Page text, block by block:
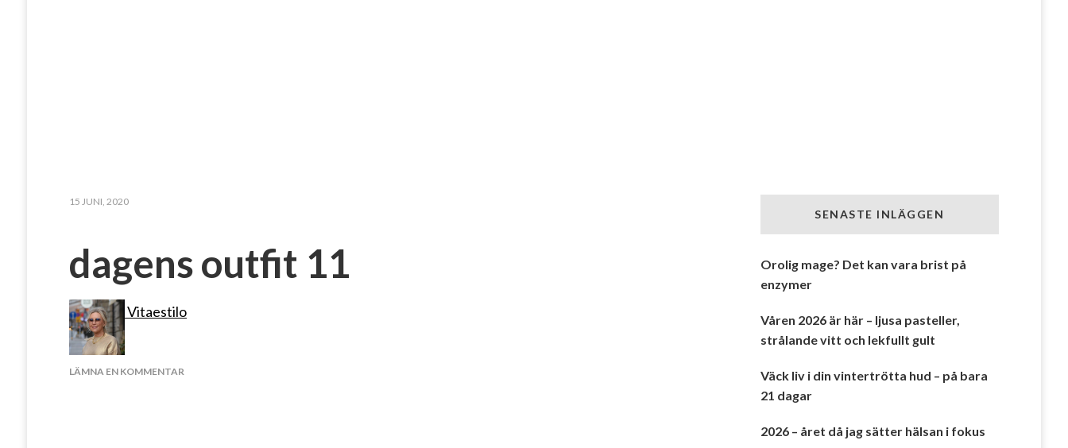
15 JUNI, 2020
dagens outfit 11
Vitaestilo
LÄMNA EN KOMMENTARPÅ
SENASTE INLÄGGEN
Orolig mage? Det kan vara brist på
enzymer
Våren 2026 är här – ljusa pasteller,
strålande vitt och lekfullt gult
Väck liv i din vintertrötta hud – på bara
21 dagar
2026 – året då jag sätter hälsan i fokus